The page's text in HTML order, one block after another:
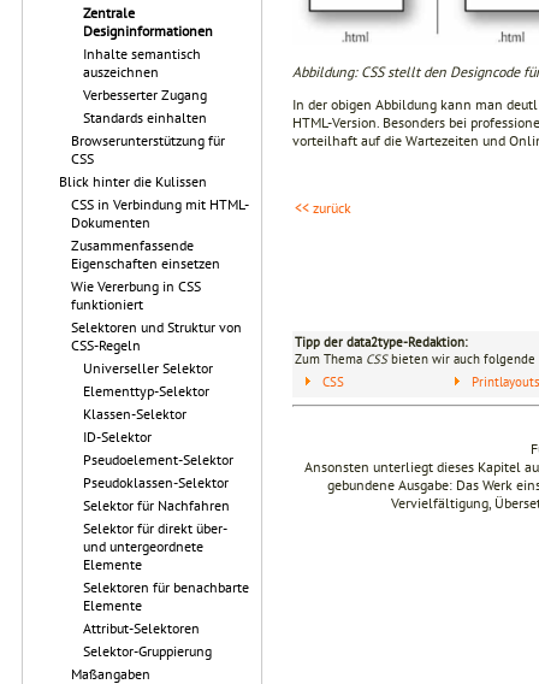
Zentrale
Designinformationen
Inhalte semantisch
auszeichnen
Verbesserter Zugang
Standards einhalten
Browserunterstützung für
CSS
Blick hinter die Kulissen
CSS in Verbindung mit HTML-
Dokumenten
Zusammenfassende
Eigenschaften einsetzen
Wie Vererbung in CSS
funktioniert
Selektoren und Struktur von
CSS-Regeln
Universeller Selektor
Elementtyp-Selektor
Klassen-Selektor
ID-Selektor
Pseudoelement-Selektor
Pseudoklassen-Selektor
Selektor für Nachfahren
Selektor für direkt über-
und untergeordnete
Elemente
Selektoren für benachbarte
Elemente
Attribut-Selektoren
Selektor-Gruppierung
Maßangaben
Abbildung: CSS stellt den Designcode
In der obigen Abbildung kann man
HTML-Version. Besonders bei
vorteilhaft auf die Wartezeiten und
<< zurück
Tipp der data2type-Redaktion:
Zum Thema CSSbieten wir auch folgende
CSS
Ansonsten unterliegt dieses Kapitel
gebundene Ausgabe: Das Werk
Vervielfältigung,